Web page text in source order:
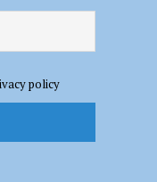
con la città”
policy